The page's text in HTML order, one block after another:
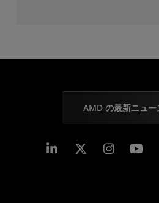
AMD の最新ニュー
Linkedin